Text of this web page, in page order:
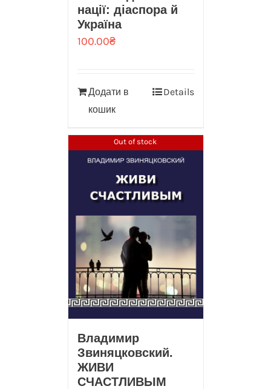
нації: діаспора й
Україна
100.00₴
Додати в
кошик
Details
Out of stock
Владимир
Звиняцковский.
ЖИВИ
СЧАСТЛИВЫМ